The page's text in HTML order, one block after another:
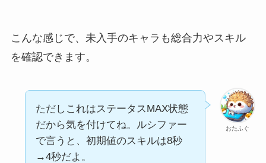
こんな感じで、未入手のキャラも総合力やスキル
を確認できます。
おたふぐ
ただしこれはステータスMAX状態
だから気を付けてね。ルシファー
で言うと、初期値のスキルは8秒
→4秒だよ。